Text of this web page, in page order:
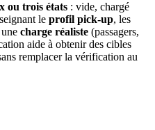
ou trois états : vide, chargé
le profil pick-up, les
charge réaliste (passagers,
aide à obtenir des cibles
remplacer la vérification au